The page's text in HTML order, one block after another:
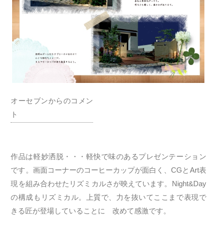
オーセブンからのコメン
ト
作品は軽妙洒脱・・・軽快で味のあるプレゼンテーション
です。画面コーナーのコーヒーカップが面白く、CGとArt表
現を組み合わせたリズミカルさが映えています。Night&Day
の構成もリズミカル。上質で、力を抜いてここまで表現で
きる匠が登場していることに 改めて感激です。